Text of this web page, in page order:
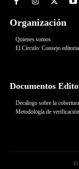
Organización
Quienes somos
El Círculo: Consejo
Documentos
Decálogo sobre la
Metodología de verificación
©